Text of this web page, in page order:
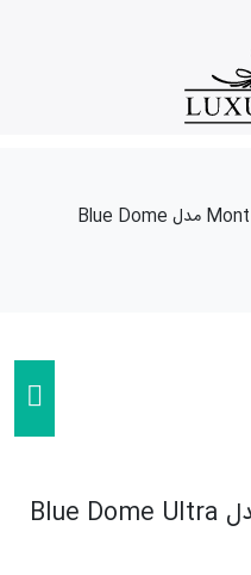
روان نویس Mont Blanc مدل Blue Dome
روان نویس Mont Blanc مدل Blue Dome Ultra